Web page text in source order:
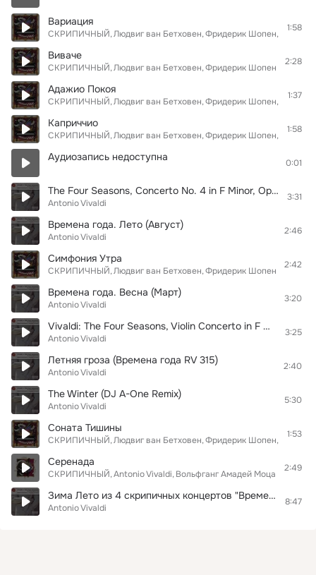
Вариация
СКРИПИЧНЫЙ Людвиг ван Бетховен Фридерик Шопен Franz
1:58
Виваче
СКРИПИЧНЫЙ Людвиг ван Бетховен Фридерик Шопен Franz
2:28
Адажио Покоя
СКРИПИЧНЫЙ Людвиг ван Бетховен Фридерик Шопен Franz
1:37
Каприччио
СКРИПИЧНЫЙ Людвиг ван Бетховен Фридерик Шопен Franz
1:58
Аудиозапись недоступна 0:01
The Four Seasons, Concerto No. 4 in F Minor, Op. 8: III. Allegro
Antonio Vivaldi
3:31
Времена года. Лето (Август)
Antonio Vivaldi
2:46
Симфония Утра
СКРИПИЧНЫЙ Людвиг ван Бетховен Фридерик Шопен Franz
2:42
Времена года. Весна (Март)
Antonio Vivaldi
3:20
Vivaldi: The Four Seasons, Violin Concerto in F Minor, Op. 8 No. 4, RV 297 "Winter": I. Allegro non molto
Antonio Vivaldi
3:25
Летняя гроза (Времена года RV 315)
Antonio Vivaldi
2:40
The Winter (DJ A-One Remix)
Antonio Vivaldi
5:30
Соната Тишины
СКРИПИЧНЫЙ Людвиг ван Бетховен Фридерик Шопен Franz
1:53
Серенада
СКРИПИЧНЫЙ Antonio Vivaldi Вольфганг Амадей Моцарт
2:49
Зима Лето из 4 скрипичных концертов "Времена года", соч. 1-4
Antonio Vivaldi
8:47